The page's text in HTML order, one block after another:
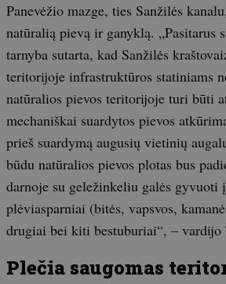
Panevėžio mazge, ties Sanžilės
natūralią pievą ir ganyklą. „Pasitarus
tarnyba sutarta, kad Sanžilės
teritorijoje infrastruktūros statiniams
natūralios pievos teritorijoje turi būti
mechaniškai suardytos pievos
prieš suardymą augusių vietinių
būdu natūralios pievos plotas bus
darnoje su geležinkeliu galės gyvuoti
plėviasparniai (bitės, vapsvos,
drugiai bei kiti bestuburiai“, – vardijo
Plečia saugomas